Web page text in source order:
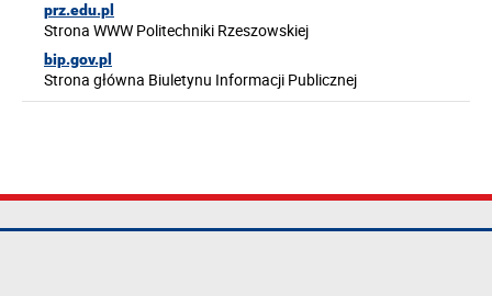
prz.edu.pl
Strona WWW Politechniki Rzeszowskiej
bip.gov.pl
Strona główna Biuletynu Informacji Publicznej
Politechnika
tel.: +48 17 865
Mapa serwisu